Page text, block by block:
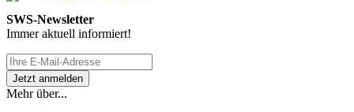
SWS-Newsletter
Immer aktuell informiert!
Mehr über...